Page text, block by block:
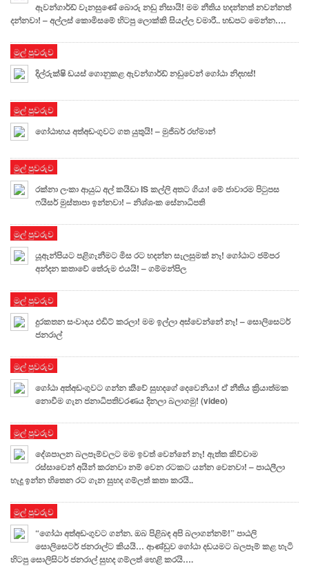
ඇවන්ගාර්ඩ් ⁣වැනසුණේ බොරු නඩු නිසායි! මම නීතිය හදන්නත් නවන්නත්
දන්නවා! – අල්ලස් කොමිසමේ හිටපු ලොක්කි සියල්ල වමාරී.. හඬපට මෙන්න….
මුල් පුවරුව
දිල්රුක්ෂි ඩයස් ගොනුකළ ඇවන්ගාර්ඩ් නඩුවෙන් ගෝඨා නිදහස්!
මුල් පුවරුව
ගෝඨාභය අත්අඩංගුවට ගත යුතුයි! – මුජිබර් රහ්මාන්
මුල් පුවරුව
රක්නා ලංකා ආයුධ අල් කයිඩා IS කල්ලි අතට ගියා! මේ ජාවාරම පිටුපස
ෆයිසර් මුස්තාපා ඉන්නවා! – නිශ්ශංක සේනාධිපති
මුල් පුවරුව
යූඇන්පියට පළිගැනීමට මිස රට හදන්න සැලසුමක් නෑ! ගෝඨාට ජම්පර
අන්දන කතාවේ තේරුම එයයි! – ගම්මන්පිල
මුල් පුවරුව
දුරකතන සංවාදය එඩිට් කරලා! මම ඉල්ලා අස්වෙන්නේ නෑ! – සොලිසෙටර්
ජනරාල්
මුල් පුවරුව
ගෝඨා අත්අඩංගුවට ගන්න කීවේ සුහදගේ දෙවෙනියා! ඒ නීතිය ක්‍රියාත්මක
නොවීම ගැන ජනාධිපතිවරණය දිනලා බලාගමු! (video)
මුල් පුවරුව
දේශපාලන බලපෑම්වලට මම ඉවත් වෙන්නේ නෑ! ඇත්ත කිව්වාම
රස්සාවෙන් අයින් කරනවා නම් වෙන රටකට යන්න වෙනවා! – පාඨලීලා
හැදූ ඉන්න හිතෙන රට ගැන සුහද ගම්ලත් කතා කරයි..
මුල් පුවරුව
“ගෝඨා අත්අඩංගුවට ගන්න. ඔබ පිළිබඳ අපි බලාගන්නම්!” පාඨලි
සොලිසෙටර් ජනරාල්ට කියයි… ආණ්ඩුව ගෝඨා දඩයමට බලපෑම් කළ හැටි
හිටපු සොලිසිටර් ජනරාල් සුහද ගම්ලත් හෙළි කරයි….